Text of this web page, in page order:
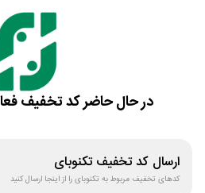
در حال حاضر کد تخفیف
ارسال کد تخفیفتکنوبای
کدهای تخفیف مربوط به تکنوبایرا از اینجا ارسال کنید